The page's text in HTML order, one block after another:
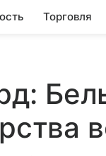
Торговля